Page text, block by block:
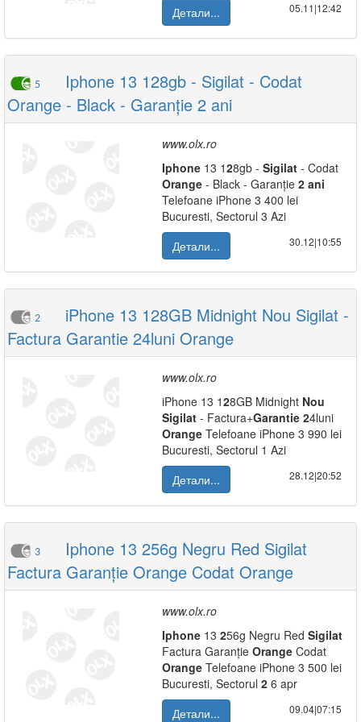
Детали...
05.11|12:42
5
Iphone 13 128gb - Sigilat - Codat
Orange - Black - Garanție 2 ani
www.olx.ro
Iphone 13 128gb - Sigilat - Codat
Orange - Black - Garanție 2 ani
Telefoane iPhone 3 400 lei
Bucuresti, Sectorul 3 Azi
Детали...
30.12|10:55
2
iPhone 13 128GB Midnight Nou Sigilat -
Factura Garantie 24luni Orange
www.olx.ro
iPhone 13 128GB Midnight Nou
Sigilat - Factura+Garantie 24luni
Orange Telefoane iPhone 3 990 lei
Bucuresti, Sectorul 1 Azi
Детали...
28.12|20:52
3
Iphone 13 256g Negru Red Sigilat
Factura Garanție Orange Codat Orange
www.olx.ro
Iphone 13 256g Negru Red Sigilat
Factura Garanție Orange Codat
Orange Telefoane iPhone 3 500 lei
Bucuresti, Sectorul 2 6 apr
Детали...
09.04|07:15